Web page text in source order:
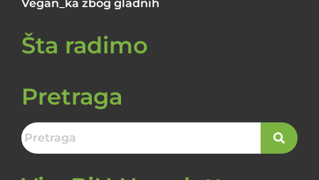
Vegan_ka zbog gladnih
Šta radimo
Pretraga